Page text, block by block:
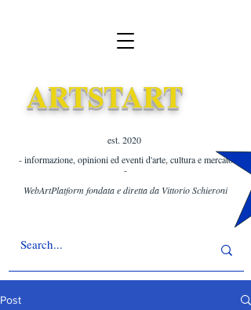
ARTSTART
est. 2020 ​
- informazione, opinioni ed eventi d'arte, cultura e mercato
-
WebArtPlatform fondata e diretta da Vittorio Schieroni
Post